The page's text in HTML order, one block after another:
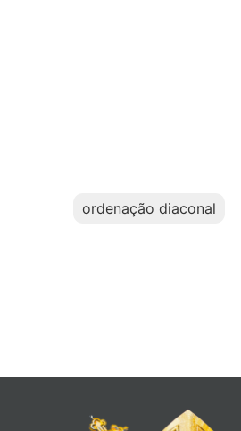
ordenação diaconal